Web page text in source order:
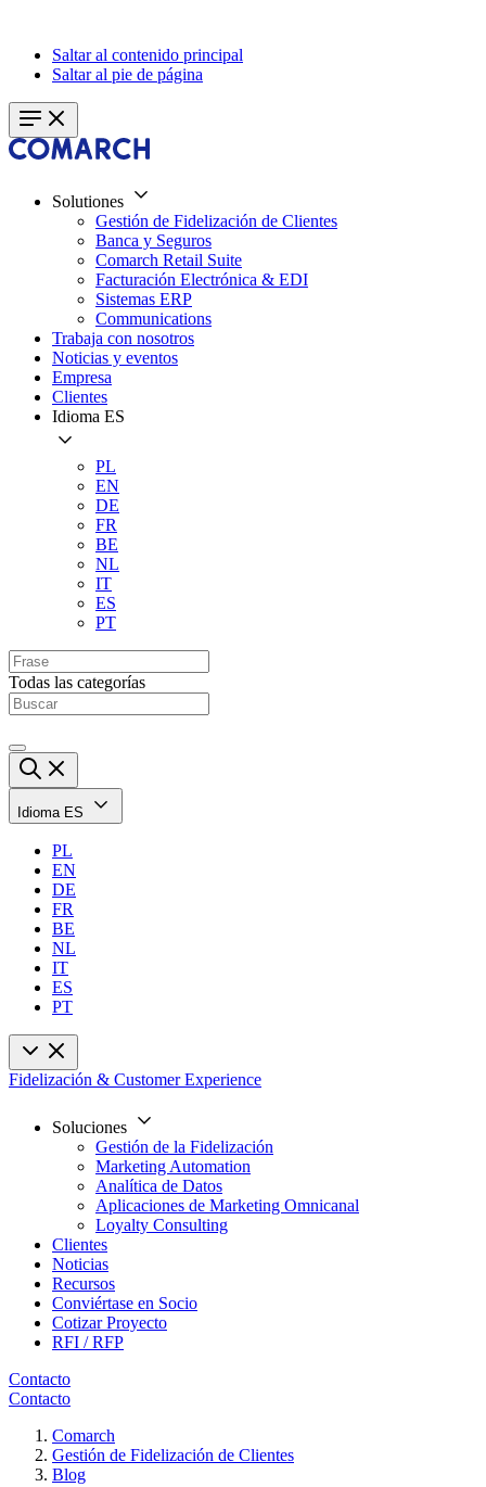
Saltar al contenido principal
Saltar al pie de página
Solutiones
Gestión de Fidelización de Clientes
Banca y Seguros
Comarch Retail Suite
Facturación Electrónica & EDI
Sistemas ERP
Communications
Trabaja con nosotros
Noticias y eventos
Empresa
Clientes
Idioma ES
PL
EN
DE
FR
BE
NL
IT
ES
PT
Todas las categorías
Idioma ES
PL
EN
DE
FR
BE
NL
IT
ES
PT
Fidelización & Customer Experience
Soluciones
Gestión de la Fidelización
Marketing Automation
Analítica de Datos
Aplicaciones de Marketing Omnicanal
Loyalty Consulting
Clientes
Noticias
Recursos
Conviértase en Socio
Cotizar Proyecto
RFI / RFP
Contacto
Contacto
Comarch
Gestión de Fidelización de Clientes
Blog